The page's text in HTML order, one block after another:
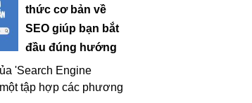
thức cơ bản về
SEO giúp bạn bắt
đầu đúng hướng
'Search Engine
tập hợp các phương